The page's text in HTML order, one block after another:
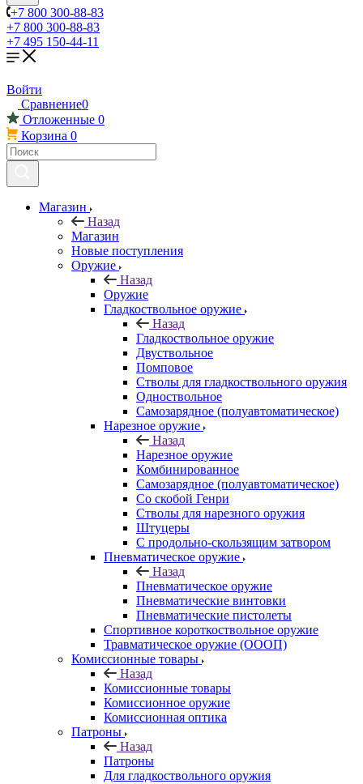
+7 800 300-88-83
+7 800 300-88-83
+7 495 150-44-11
Войти
Сравнение0
Отложенные 0
Корзина 0
Магазин
Назад
Магазин
Новые поступления
Оружие
Назад
Оружие
Гладкоствольное оружие
Назад
Гладкоствольное оружие
Двуствольное
Помповое
Стволы для гладкоствольного оружия
Одноствольное
Самозарядное (полуавтоматическое)
Нарезное оружие
Назад
Нарезное оружие
Комбинированное
Самозарядное (полуавтоматическое)
Со скобой Генри
Стволы для нарезного оружия
Штуцеры
С продольно-скользящим затвором
Пневматическое оружие
Назад
Пневматическое оружие
Пневматические винтовки
Пневматические пистолеты
Спортивное короткоствольное оружие
Травматическое оружие (ОООП)
Комиссионные товары
Назад
Комиссионные товары
Комиссионное оружие
Комиссионная оптика
Патроны
Назад
Патроны
Для гладкоствольного оружия